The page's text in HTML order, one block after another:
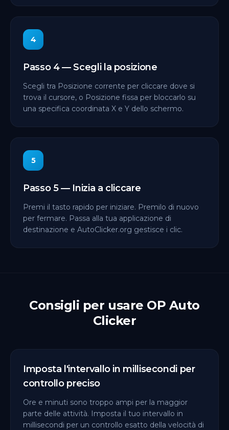
4
Passo 4 — Scegli la posizione
Scegli tra Posizione corrente per cliccare dove si
trova il cursore, o Posizione fissa per bloccarlo su
una specifica coordinata X e Y dello schermo.
5
Passo 5 — Inizia a cliccare
Premi il tasto rapido per iniziare. Premilo di nuovo
per fermare. Passa alla tua applicazione di
destinazione e AutoClicker.org gestisce i clic.
Consigli per usare OP Auto
Clicker
Imposta l'intervallo in millisecondi per
controllo preciso
Ore e minuti sono troppo ampi per la maggior
parte delle attività. Imposta il tuo intervallo in
millisecondi per un controllo esatto della velocità di